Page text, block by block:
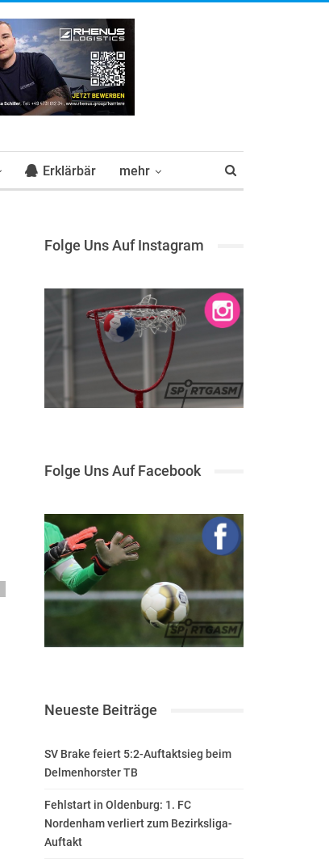
Erklärbär mehr
Folge Uns Auf Instagram
Folge Uns Auf Facebook
Neueste Beiträge
SV Brake feiert 5:2-Auftaktsieg beim
Delmenhorster TB
Fehlstart in Oldenburg: 1. FC
Nordenham verliert zum Bezirksliga-
Auftakt